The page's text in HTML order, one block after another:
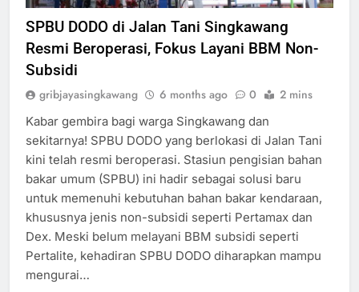
SPBU DODO di Jalan Tani Singkawang
Resmi Beroperasi, Fokus Layani BBM Non-
Subsidi
gribjayasingkawang 6 months ago 0 2 mins
Kabar gembira bagi warga Singkawang dan
sekitarnya! SPBU DODO yang berlokasi di Jalan Tani
kini telah resmi beroperasi. Stasiun pengisian bahan
bakar umum (SPBU) ini hadir sebagai solusi baru
untuk memenuhi kebutuhan bahan bakar kendaraan,
khususnya jenis non-subsidi seperti Pertamax dan
Dex. Meski belum melayani BBM subsidi seperti
Pertalite, kehadiran SPBU DODO diharapkan mampu
mengurai…